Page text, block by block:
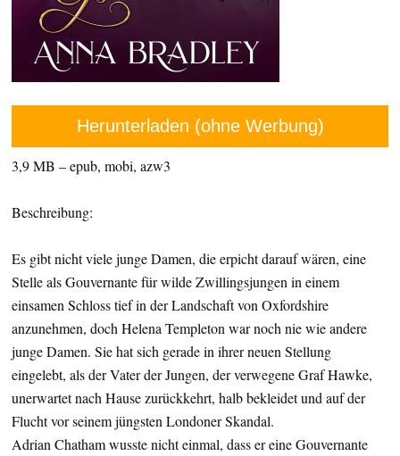
Herunterladen (ohne Werbung)
3,9 MB – epub, mobi, azw3
Beschreibung:
Es gibt nicht viele junge Damen, die erpicht darauf wären, eine
Stelle als Gouvernante für wilde Zwillingsjungen in einem
einsamen Schloss tief in der Landschaft von Oxfordshire
anzunehmen, doch Helena Templeton war noch nie wie andere
junge Damen. Sie hat sich gerade in ihrer neuen Stellung
eingelebt, als der Vater der Jungen, der verwegene Graf Hawke,
unerwartet nach Hause zurückkehrt, halb bekleidet und auf der
Flucht vor seinem jüngsten Londoner Skandal.
Adrian Chatham wusste nicht einmal, dass er eine Gouvernante